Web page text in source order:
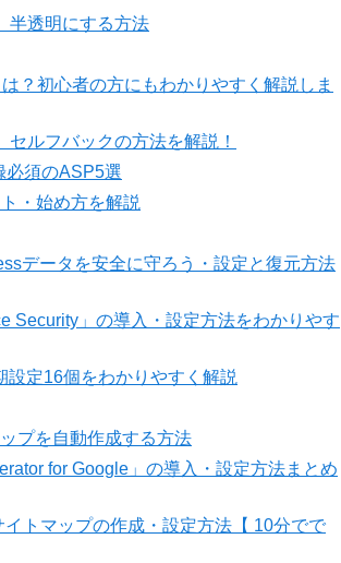
半透明にする方法
？初心者の方にもわかりやすく解説しま
セルフバックの方法を解説！
必須のASP5選
・始め方を解説
データを安全に守ろう・設定と復元方法
Security」の導入・設定方法をわかりやす
設定16個をわかりやすく解説
プを自動作成する方法
for Google」の導入・設定方法まとめ
トマップの作成・設定方法【 10分でで